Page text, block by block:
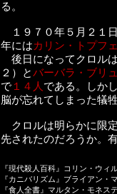
る。
１９７０年５月２１
年にはカリン・トプフ
後日になってクロル
２）とバーバラ・ブリ
で １４人 である。しか
脳が忘れてしまった犠
クロルは明らかに限
先されたのだろうか。
『現代殺人百科』コリン・ウィ
『カニバリズム』ブライアン・
『食人全書』マルタン・モネス